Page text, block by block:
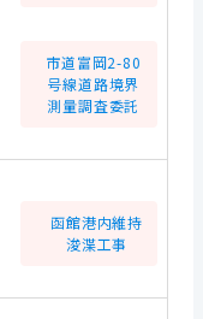
市道富岡2-80
号線道路境界
測量調査委託
函館港内維持
浚渫工事